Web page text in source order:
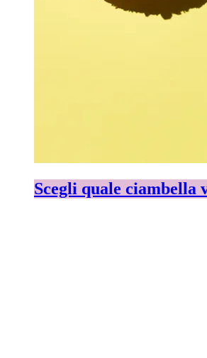
Scegli quale